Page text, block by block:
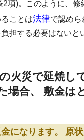
2項)。このように、修
ことは法律で認めら
担する必要はないと
火災で延焼し
場合、 敷金は
になります。 原